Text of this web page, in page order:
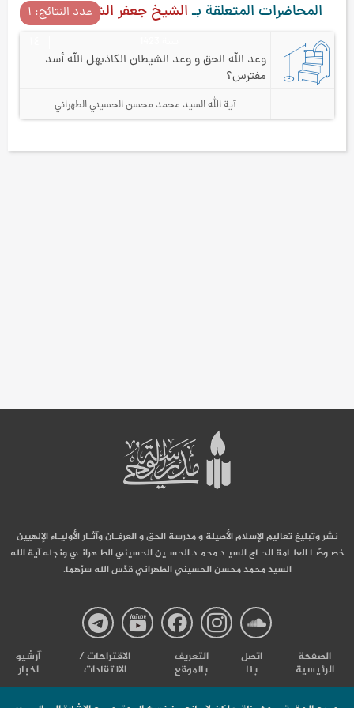
المحاضرات المتعلقة بـالشيخ جعفر الشوشتري
عدد النتائج: ۱
وعد الله الحق و وعد الشيطان الكاذبهل الله أسد
مفترس؟
آية الله السيد محمد محسن الحسيني الطهراني
نشر وتبليغ تعاليم الإسلام الأصيلة و مدرسة الحق و العرفـان وآثـار الأوليـاء الإلهيين
خصـوصًـا العلـامة الحـاج السيـد محمـد الحسـين الحسيني الطـهرانـي ونجله آية الله
السيد محمد محسن الحسيني الطهراني قدّس الله سرّهما.
صفحة
صفحة
صفحة
صفحة
الصفحة
الرئيسية
اتصل
بنا
التعریف
بالموقع
الاقتراحات /
الانتقادات
آرشیو
اخبار